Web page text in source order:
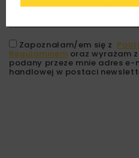
Zapoznałam/em się z
Regulaminem oraz wyrażam
podany przeze mnie adres
handlowej w postaci